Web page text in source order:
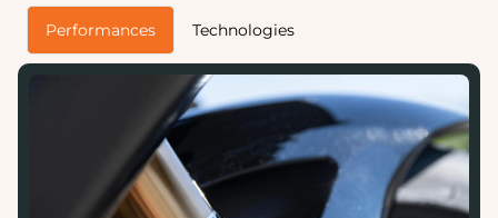
Performances Technologies